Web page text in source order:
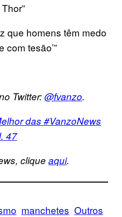
que homens têm medo
com tesão’”
Twitter:@fvanzo.
das #VanzoNews
47
clique aqui.
manchetes Outros